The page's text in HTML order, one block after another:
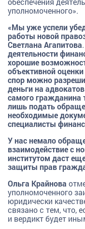
уполномоченного».
«Мы уже успели
работы новой
Светлана Агапитова
деятельности
хорошие
объективной
спор можно
деньги на
самого гражданина
лишь подать
необходимые
специалисты
У нас немало
взаимодействие с
институтом даст
защиты прав
Ольга Крайнова
уполномоченного
юридически
связано с тем, что,
и вердикт будет